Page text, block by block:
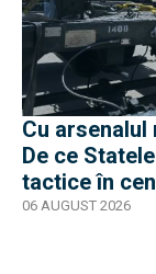
Cu arsenalul
De ce
tactice în
06 AUGUST 2026